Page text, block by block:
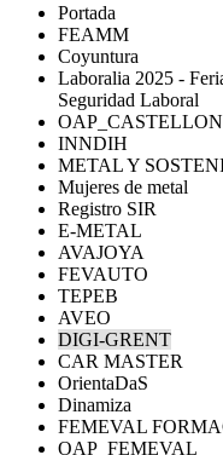
Portada
FEAMM
Coyuntura
Laboralia 2025 -
Seguridad Laboral
OAP_CASTELLON
INNDIH
METAL Y
Mujeres de metal
Registro SIR
E-METAL
AVAJOYA
FEVAUTO
TEPEB
AVEO
DIGI-GRENT
CAR MASTER
OrientaDaS
Dinamiza
FEMEVAL
OAP_FEMEVAL